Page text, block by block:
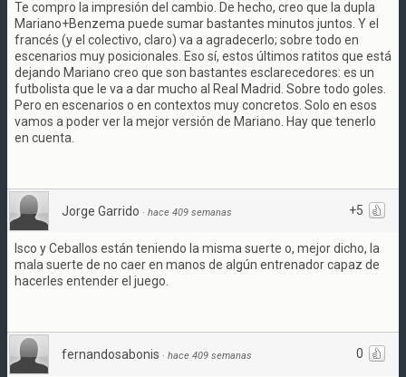
Te compro la impresión del cambio. De hecho, creo que la dupla
Mariano+Benzema puede sumar bastantes minutos juntos. Y el
francés (y el colectivo, claro) va a agradecerlo; sobre todo en
escenarios muy posicionales. Eso sí, estos últimos ratitos que está
dejando Mariano creo que son bastantes esclarecedores: es un
futbolista que le va a dar mucho al Real Madrid. Sobre todo goles.
Pero en escenarios o en contextos muy concretos. Solo en esos
vamos a poder ver la mejor versión de Mariano. Hay que tenerlo
en cuenta.
+5
Jorge Garrido · hace 409 semanas
Isco y Ceballos están teniendo la misma suerte o, mejor dicho, la
mala suerte de no caer en manos de algún entrenador capaz de
hacerles entender el juego.
0
fernandosabonis · hace 409 semanas